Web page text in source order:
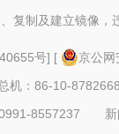
复制及建立镜像，
号] [
京公
机：86-10-
8557237